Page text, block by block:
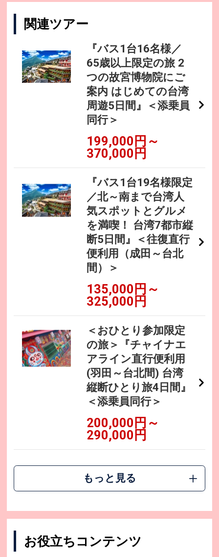
関連ツアー
『バス1台16名様／
65歳以上限定の旅 2
つの故宮博物院にご
案内 はじめての台湾
周遊5日間』＜添乗員
同行＞
199,000円～
370,000円
『バス1台19名様限定
／北～南まで台湾人
気スポットとグルメ
を満喫！ 台湾7都市縦
断5日間』＜往復直行
便利用（成田～台北
間）＞
135,000円～
325,000円
＜おひとり参加限定
の旅＞『チャイナエ
アライン直行便利用
(羽田～台北間) 台湾
縦断ひとり旅4日間』
＜添乗員同行＞
200,000円～
290,000円
もっと見る
お役立ちコンテンツ